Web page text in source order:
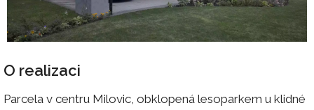
O realizaci
Parcela v centru Milovic, obklopená lesoparkem u klidné